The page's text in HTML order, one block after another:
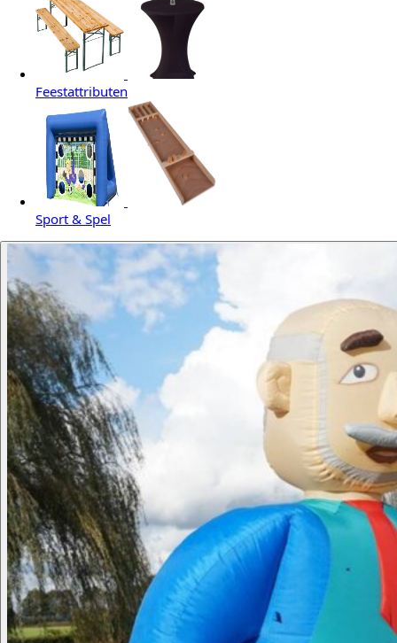
Feestattributen
Sport & Spel